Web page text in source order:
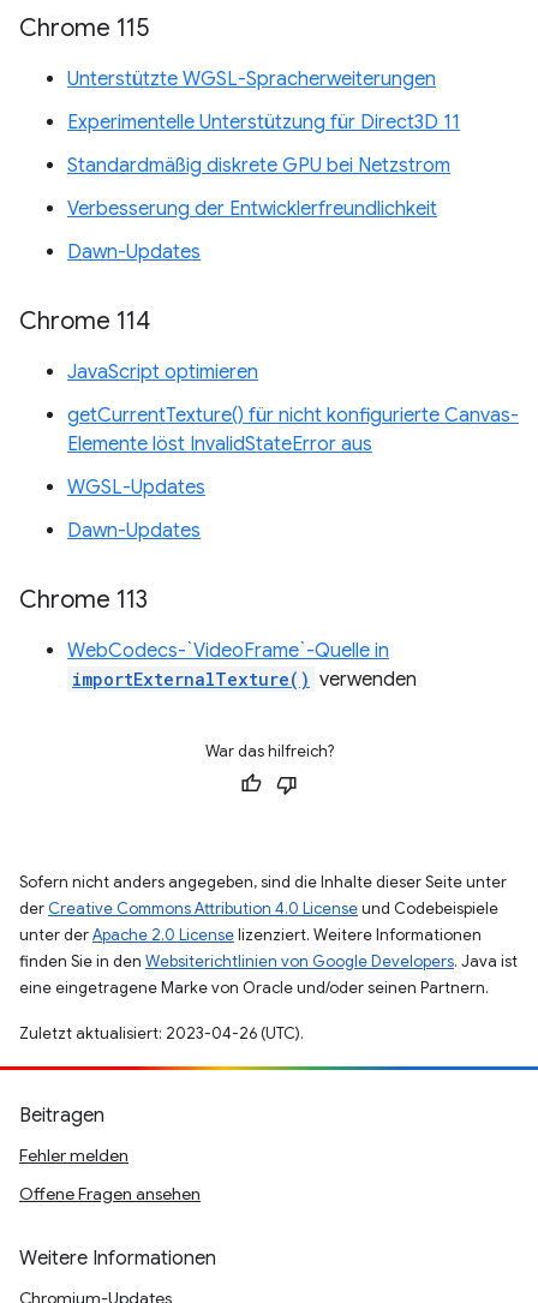
Chrome 115
Unterstützte WGSL-Spracherweiterungen
Experimentelle Unterstützung für Direct3D 11
Standardmäßig diskrete GPU bei Netzstrom
Verbesserung der Entwicklerfreundlichkeit
Dawn-Updates
Chrome 114
JavaScript optimieren
getCurrentTexture() für nicht konfigurierte Canvas-
Elemente löst InvalidStateError aus
WGSL-Updates
Dawn-Updates
Chrome 113
WebCodecs-`VideoFrame`-Quelle in
importExternalTexture() verwenden
War das hilfreich?
Sofern nicht anders angegeben, sind die Inhalte dieser Seite unter
der Creative Commons Attribution 4.0 Licenseund Codebeispiele
unter derApache 2.0 Licenselizenziert. Weitere Informationen
finden Sie in den Websiterichtlinien von Google Developers. Java ist
eine eingetragene Marke von Oracle und/oder seinen Partnern.
Zuletzt aktualisiert: 2023-04-26 (UTC).
Beitragen
Fehler melden
Offene Fragen ansehen
Weitere Informationen
Chromium-Updates